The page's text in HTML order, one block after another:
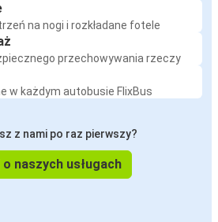
na nogi i rozkładane fotele
przechowywania rzeczy
w każdym autobusie FlixBus
z nami po raz pierwszy?
o naszych usługach